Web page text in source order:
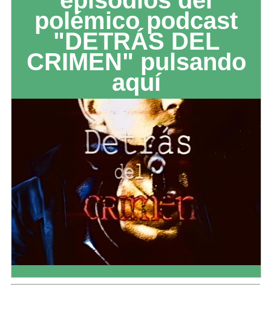
polémico podcast
"DETRÁS DEL
CRIMEN" pulsando
aquí